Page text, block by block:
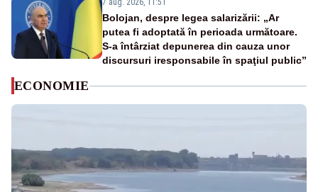
7 aug. 2026, 11:51
Bolojan, despre legea salarizării: „Ar
putea fi adoptată în perioada următoare.
S-a întârziat depunerea din cauza unor
discursuri iresponsabile în spaţiul public”
ECONOMIE